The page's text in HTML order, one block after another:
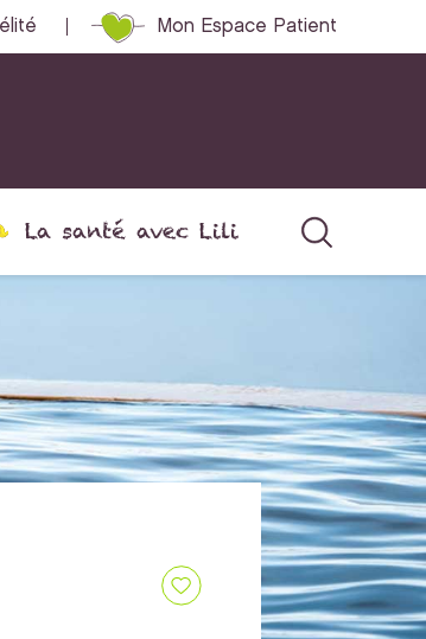
Mon Espace Patient
La santé avec Lili